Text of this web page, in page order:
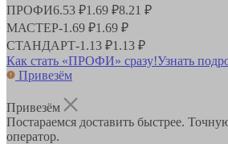
ПРОФИ6.53 ₽1.69 ₽8.21 ₽
МАСТЕР-1.69 ₽1.69 ₽
СТАНДАРТ-1.13 ₽1.13 ₽
Как стать «ПРОФИ» сразу!Узнать
Привезём
Привезём
Постараемся доставить быстрее.
оператор.